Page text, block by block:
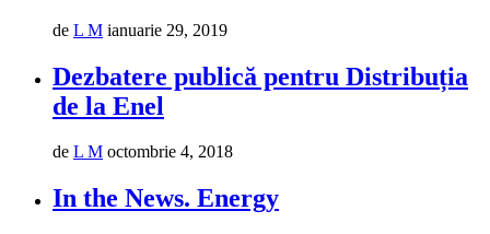
de L M ianuarie 29, 2019
Dezbatere publică pentru Distribuția
de la Enel
de L M octombrie 4, 2018
In the News. Energy